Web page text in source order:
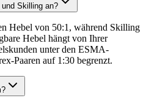
Skilling an?
Hebel von 50:1, während Skilling
Hebel hängt von Ihrer
unter den ESMA-
Paaren auf 1:30 begrenzt.